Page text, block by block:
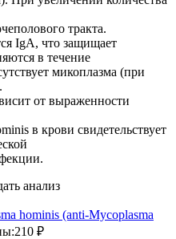
тракта.
IgA, что защищает
в течение
микоплазма (при
от выраженности
в крови свидетельствует
анализ
hominis (anti-Mycoplasma
210 ₽